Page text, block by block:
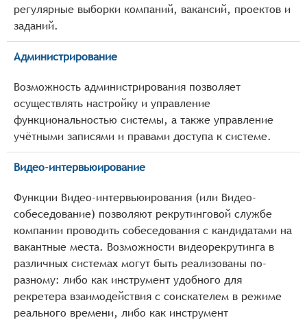
регулярные выборки компаний, вакансий, проектов и
заданий.
Администрирование
Возможность администрирования позволяет
осуществлять настройку и управление
функциональностью системы, а также управление
учётными записями и правами доступа к системе.
Видео-интервьюирование
Функции Видео-интервьюирования (или Видео-
собеседование) позволяют рекрутинговой службе
компании проводить собеседования с кандидатами на
вакантные места. Возможности видеорекрутинга в
различных системах могут быть реализованы по-
разному: либо как инструмент удобного для
рекретера взаимодействия с соискателем в режиме
реального времени, либо как инструмент